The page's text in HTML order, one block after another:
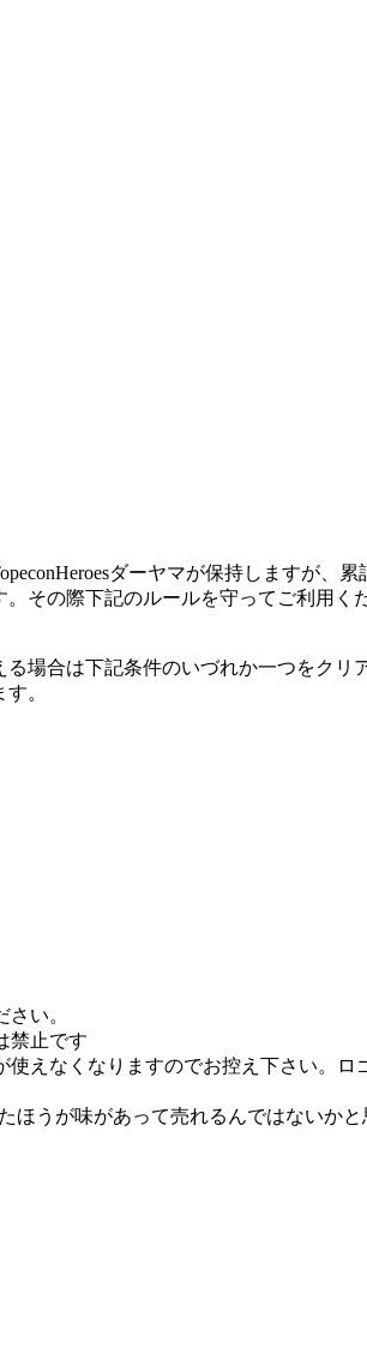
ダーヤマが保持しますが、
その際下記のルールを守ってご利用く
場合は下記条件のいづれか一つをクリ
。
い。
禁止です
えなくなりますのでお控え下さい。
うが味があって売れるんではないかと